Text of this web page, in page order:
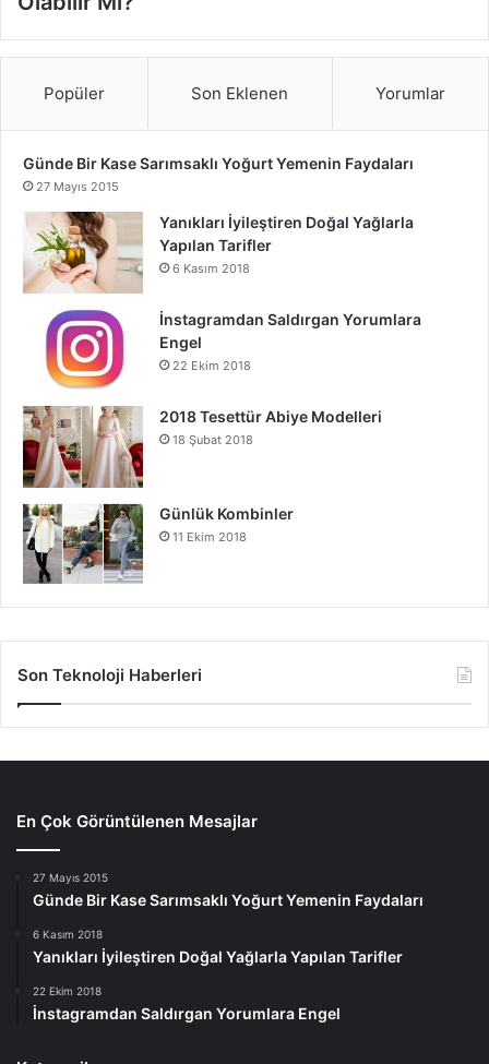
Popüler Son Eklenen Yorumlar
Günde Bir Kase Sarımsaklı Yoğurt Yemenin Faydaları
27 Mayıs 2015
Yanıkları İyileştiren Doğal Yağlarla
Yapılan Tarifler
6 Kasım 2018
İnstagramdan Saldırgan Yorumlara
Engel
22 Ekim 2018
2018 Tesettür Abiye Modelleri
18 Şubat 2018
Günlük Kombinler
11 Ekim 2018
Son Teknoloji Haberleri
En Çok Görüntülenen Mesajlar
27 Mayıs 2015
Günde Bir Kase Sarımsaklı Yoğurt Yemenin Faydaları
6 Kasım 2018
Yanıkları İyileştiren Doğal Yağlarla Yapılan Tarifler
22 Ekim 2018
İnstagramdan Saldırgan Yorumlara Engel